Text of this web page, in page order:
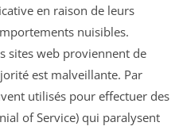
en raison de leurs
nuisibles.
sites web proviennent de
est malveillante. Par
utilisés pour effectuer des
of Service) qui paralysent